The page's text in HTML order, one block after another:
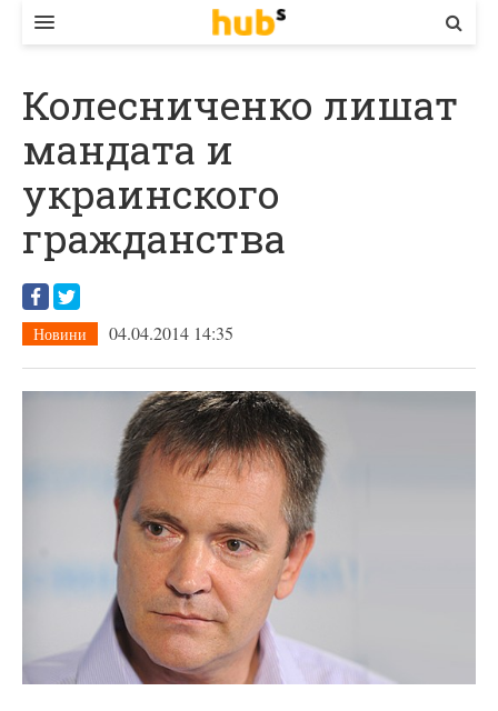
ЕКОНОМІКА
БІЗНЕС
СТАРТЕР
КОНТАКТИ
Колесниченко лишат
мандата и
украинского
гражданства
Новини 04.04.2014 14:35